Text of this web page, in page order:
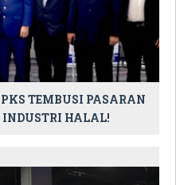
TEMBUSI PASARAN
INDUSTRI HALAL!